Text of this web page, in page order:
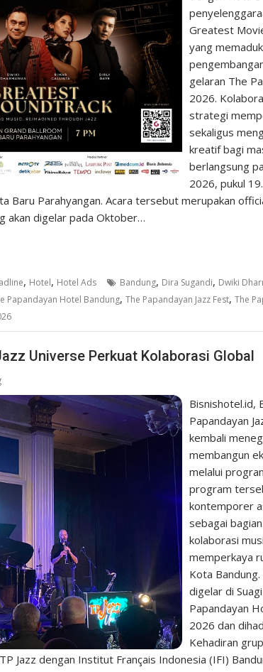
Greatest
yang
gelaran The
2026.
strategi
sekaligus
kreatif bagi
berlangsung
2026, pukul
Baru Parahyangan. Acara tersebut merupakan
akan digelar pada Oktober…
, Hotel, Hotel Ads Bandung, Dira Sugandi, Dwiki
Papandayan Hotel Bandung, The Papandayan Jazz Fest, The
Universe Perkuat Kolaborasi Global
Bisnishotel.id,
Papandayan
kembali
membangun
melalui
program
kontemporer
sebagai
kolaborasi
memperkaya
Kota
digelar di
Papandayan
2026 dan
Kehadiran
Jazz dengan Institut Français Indonesia (IFI)